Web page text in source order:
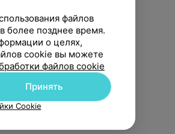
файлов
более позднее время.
о целях,
cookie вы можете
файлов cookie
Принять
Cookie